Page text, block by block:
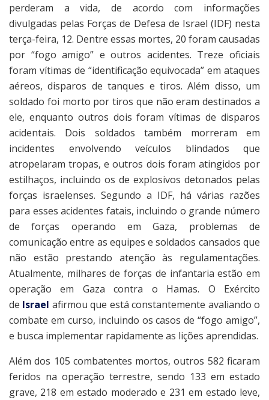
perderam a vida, de acordo com informações
divulgadas pelas Forças de Defesa de Israel (IDF) nesta
terça-feira, 12. Dentre essas mortes, 20 foram causadas
por “fogo amigo” e outros acidentes. Treze oficiais
foram vítimas de “identificação equivocada” em ataques
aéreos, disparos de tanques e tiros. Além disso, um
soldado foi morto por tiros que não eram destinados a
ele, enquanto outros dois foram vítimas de disparos
acidentais. Dois soldados também morreram em
incidentes envolvendo veículos blindados que
atropelaram tropas, e outros dois foram atingidos por
estilhaços, incluindo os de explosivos detonados pelas
forças israelenses. Segundo a IDF, há várias razões
para esses acidentes fatais, incluindo o grande número
de forças operando em Gaza, problemas de
comunicação entre as equipes e soldados cansados que
não estão prestando atenção às regulamentações.
Atualmente, milhares de forças de infantaria estão em
operação em Gaza contra o Hamas. O Exército
de Israel afirmou que está constantemente avaliando o
combate em curso, incluindo os casos de “fogo amigo”,
e busca implementar rapidamente as lições aprendidas.
Além dos 105 combatentes mortos, outros 582 ficaram
feridos na operação terrestre, sendo 133 em estado
grave, 218 em estado moderado e 231 em estado leve,